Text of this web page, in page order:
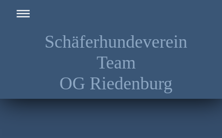
Schäferhundeverein
Team
OG Riedenburg